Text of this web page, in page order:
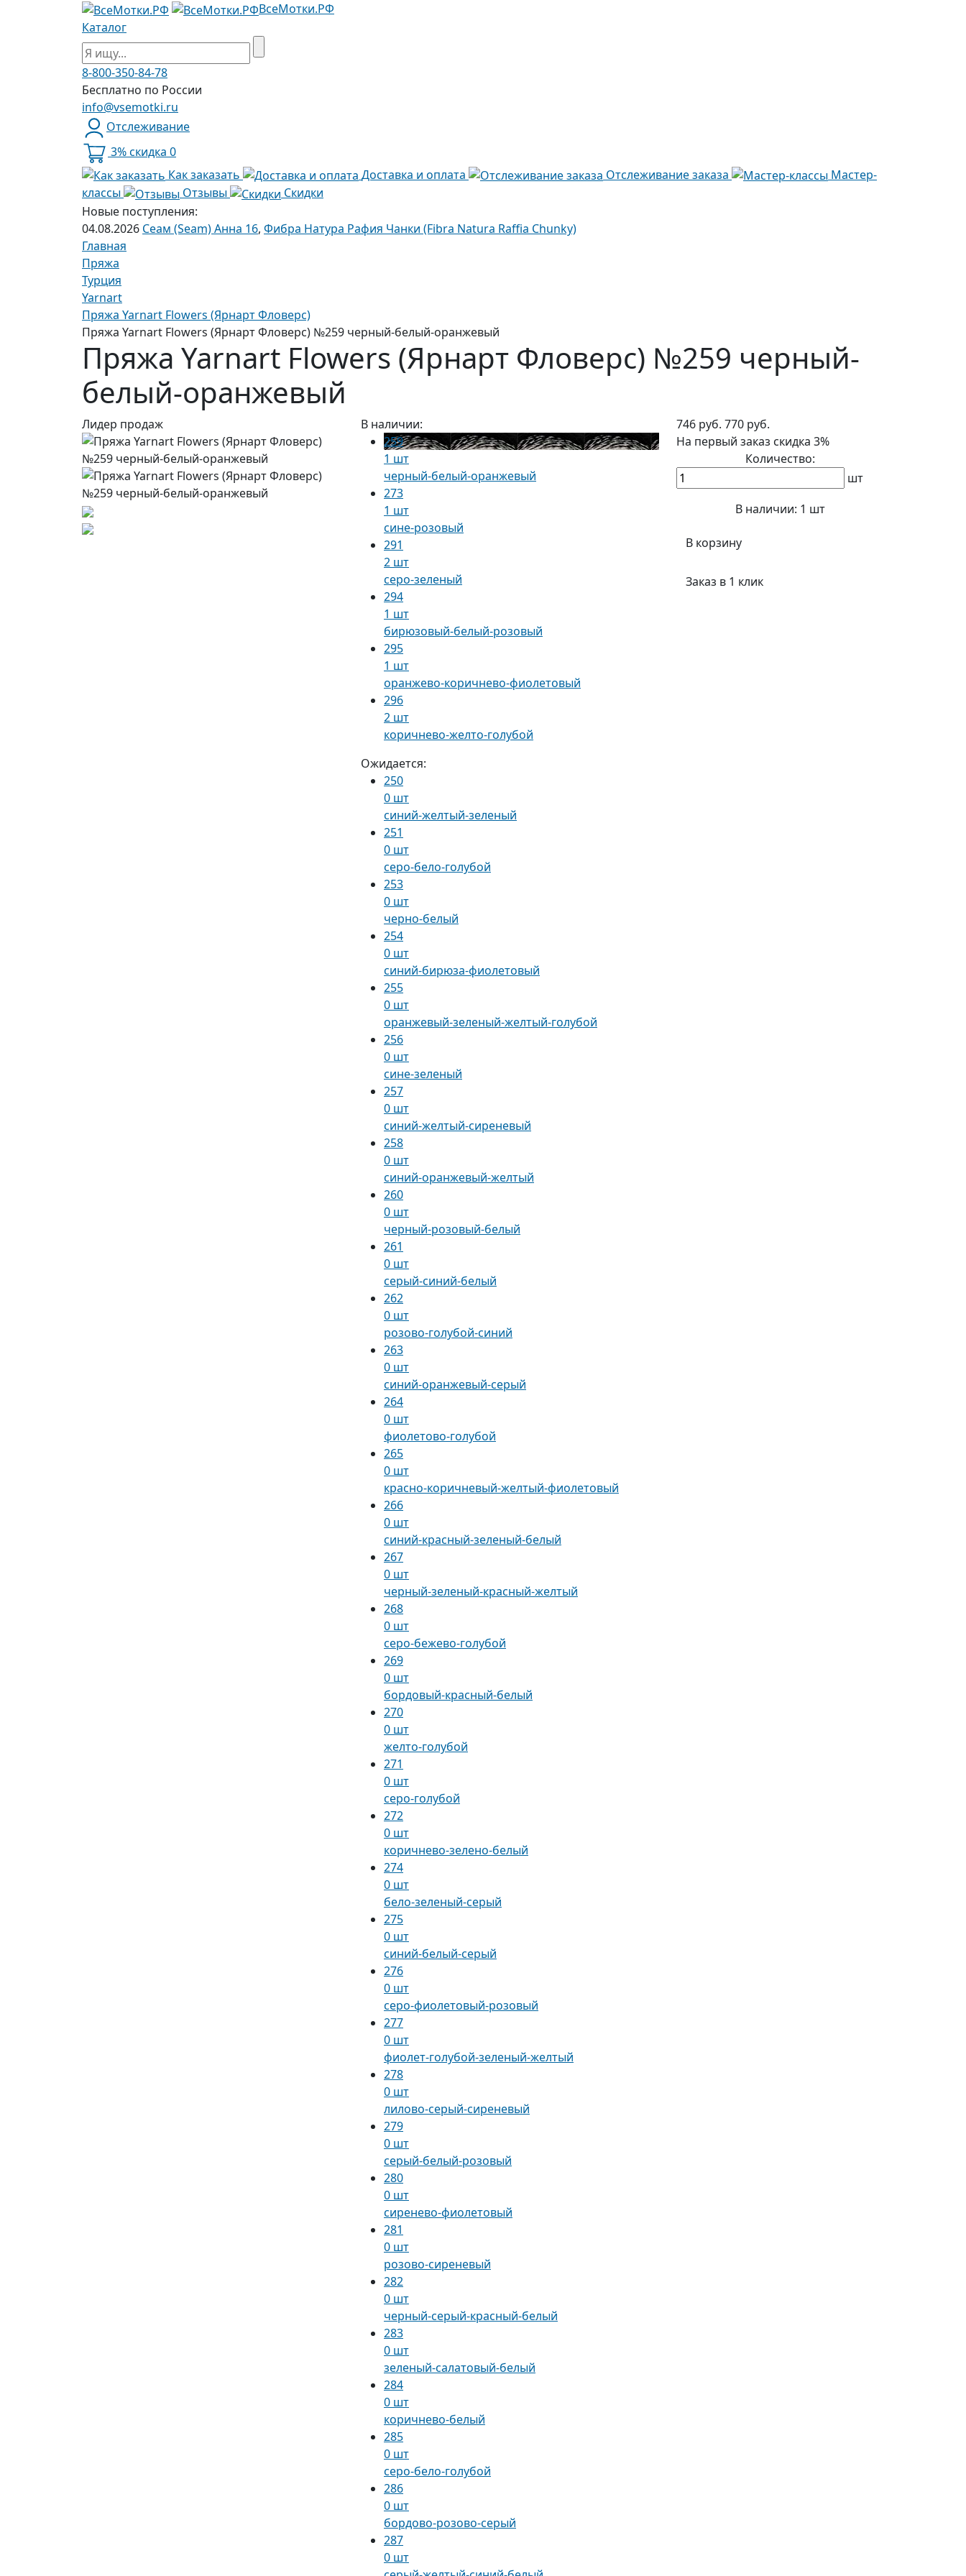
ВсеМотки.РФ
Каталог
8-800-350-84-78
Бесплатно по России
info@vsemotki.ru
Отслеживание
3% скидка 0
Как заказать
Доставка и оплата Отслеживание заказа
Мастер-
классы
Отзывы
Скидки
Новые поступления:
04.08.2026 Сеам (Seam) Анна 16, Фибра Натура Рафия Чанки (Fibra Natura Raffia Chunky)
Главная
Пряжа
Турция
Yarnart
Пряжа Yarnart Flowers (Ярнарт Фловерс)
Пряжа Yarnart Flowers (Ярнарт Фловерс) №259 черный-белый-оранжевый
Пряжа Yarnart Flowers (Ярнарт Фловерс) №259 черный-
белый-оранжевый
Лидер продаж
В наличии:
259
1 шт
черный-белый-оранжевый
273
1 шт
сине-розовый
291
2 шт
серо-зеленый
294
1 шт
бирюзовый-белый-розовый
295
1 шт
оранжево-коричнево-фиолетовый
296
2 шт
коричнево-желто-голубой
Ожидается:
250
0 шт
синий-желтый-зеленый
251
0 шт
серо-бело-голубой
253
0 шт
черно-белый
254
0 шт
синий-бирюза-фиолетовый
255
0 шт
оранжевый-зеленый-желтый-голубой
256
0 шт
сине-зеленый
257
0 шт
синий-желтый-сиреневый
258
0 шт
синий-оранжевый-желтый
260
0 шт
черный-розовый-белый
261
0 шт
серый-синий-белый
262
0 шт
розово-голубой-синий
263
0 шт
синий-оранжевый-серый
264
0 шт
фиолетово-голубой
265
0 шт
красно-коричневый-желтый-фиолетовый
266
0 шт
синий-красный-зеленый-белый
267
0 шт
черный-зеленый-красный-желтый
268
0 шт
серо-бежево-голубой
269
0 шт
бордовый-красный-белый
270
0 шт
желто-голубой
271
0 шт
серо-голубой
272
0 шт
коричнево-зелено-белый
274
0 шт
бело-зеленый-серый
275
0 шт
синий-белый-серый
276
0 шт
серо-фиолетовый-розовый
277
0 шт
фиолет-голубой-зеленый-желтый
278
0 шт
лилово-серый-сиреневый
279
0 шт
серый-белый-розовый
280
0 шт
сиренево-фиолетовый
281
0 шт
розово-сиреневый
282
0 шт
черный-серый-красный-белый
283
0 шт
зеленый-салатовый-белый
284
0 шт
коричнево-белый
285
0 шт
серо-бело-голубой
286
0 шт
бордово-розово-серый
287
0 шт
746 руб. 770 руб.
На первый заказ скидка 3%
Количество:
шт
В наличии: 1 шт
В корзину
Заказ в 1 клик